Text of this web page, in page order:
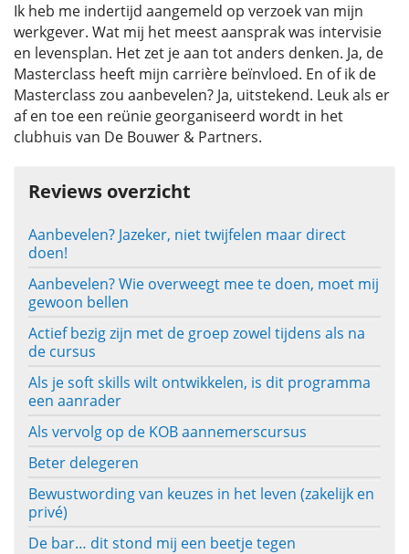
Ik heb me indertijd aangemeld op verzoek van mijn
werkgever. Wat mij het meest aansprak was intervisie
en levensplan. Het zet je aan tot anders denken. Ja, de
Masterclass heeft mijn carrière beïnvloed. En of ik de
Masterclass zou aanbevelen? Ja, uitstekend. Leuk als er
af en toe een reünie georganiseerd wordt in het
clubhuis van De Bouwer & Partners.
Reviews overzicht
Aanbevelen? Jazeker, niet twijfelen maar direct
doen!
Aanbevelen? Wie overweegt mee te doen, moet mij
gewoon bellen
Actief bezig zijn met de groep zowel tijdens als na
de cursus
Als je soft skills wilt ontwikkelen, is dit programma
een aanrader
Als vervolg op de KOB aannemerscursus
Beter delegeren
Bewustwording van keuzes in het leven (zakelijk en
privé)
De bar… dit stond mij een beetje tegen